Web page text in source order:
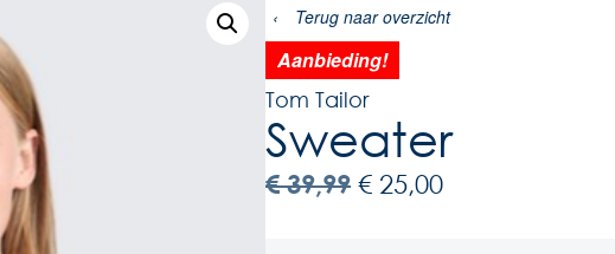
‹ Terug naar overzicht
Aanbieding!
Tom Tailor
Sweater
€39,99 € 25,00